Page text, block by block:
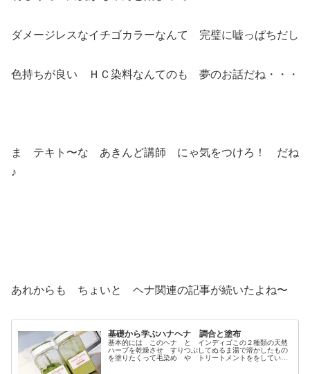
ダメージレスなイチゴカラーなんて 完璧に嘘っぱちだし
色持ちが良い ＨＣ染料なんてのも 夢のお話だね・・・
ま テキト〜な あきんど講師 にゃ気をつけろ！ だね
♪
あれからも ちょいと ヘナ関連の記事が続いたよね〜
基礎から学ぶハナヘナ 調合と塗布
基本的には このヘナ と インディゴこの２種類の天然
ハーブを乾燥させ すりつぶしてぬるま湯で溶かしたもの
を塗りたくって毛染め や トリートメントををしていく